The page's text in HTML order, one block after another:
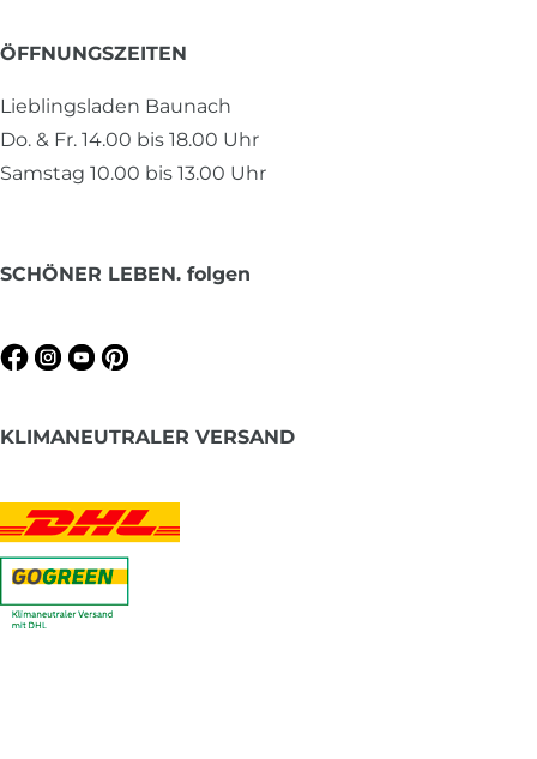
ÖFFNUNGSZEITEN
Lieblingsladen Baunach
Do. & Fr. 14.00 bis 18.00 Uhr
Samstag 10.00 bis 13.00 Uhr
SCHÖNER LEBEN. folgen
KLIMANEUTRALER VERSAND